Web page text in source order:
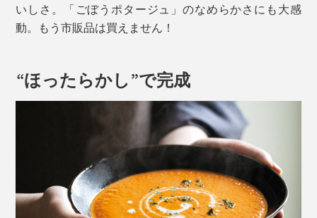
いしさ。「ごぼうポタージュ」のなめらかさにも大感
動。もう市販品は買えません！
“ほったらかし”で完成